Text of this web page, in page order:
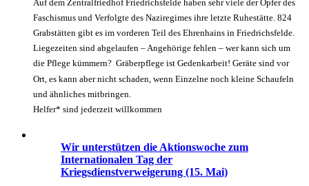
Auf dem Zentralfriedhof Friedrichsfelde haben sehr viele der Opfer des
Faschismus und Verfolgte des Naziregimes ihre letzte Ruhestätte. 824
Grabstätten gibt es im vorderen Teil des Ehrenhains in Friedrichsfelde.
Liegezeiten sind abgelaufen – Angehörige fehlen – wer kann sich um
die Pflege kümmern? Gräberpflege ist Gedenkarbeit! Geräte sind vor
Ort, es kann aber nicht schaden, wenn Einzelne noch kleine Schaufeln
und ähnliches mitbringen.
Helfer* sind jederzeit willkommen
Wir unterstützen die Aktionswoche zum
Internationalen Tag der
Kriegsdienstverweigerung (15. Mai)